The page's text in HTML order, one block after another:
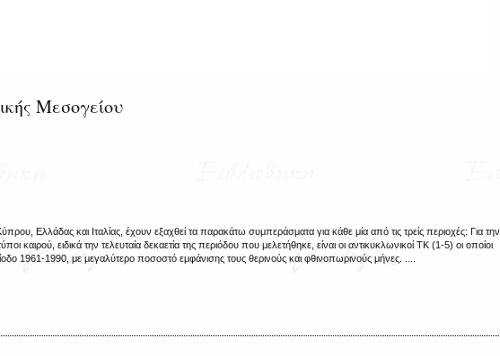
Μεσογείου
Ελλάδας και Ιταλίας, έχουν εξαχθεί τα παρακάτω συμπεράσματα για κάθε μία από τις τρείς περιοχές: Για την
καιρού, ειδικά την τελευταία δεκαετία της περιόδου που μελετήθηκε, είναι οι αντικυκλωνικοί ΤΚ (1-5) οι οποίοι
1961-1990, με μεγαλύτερο ποσοστό εμφάνισης τους θερινούς και φθινοπωρινούς μήνες. ....